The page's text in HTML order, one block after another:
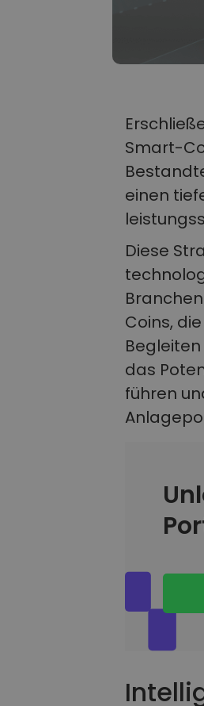
Smart-
einen
Diese
Coins,
das
führen